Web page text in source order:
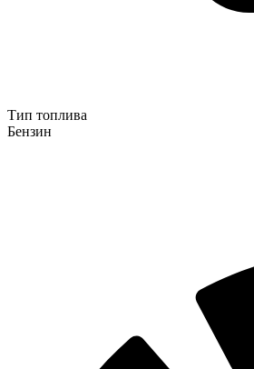
Тип топлива
Бензин